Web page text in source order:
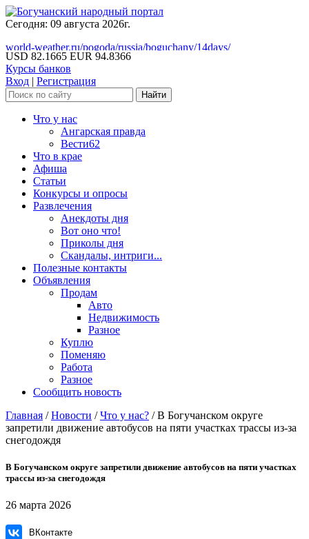
Сегодня: 09 августа 2026г.
world-weather.ru/pogoda/russia/boguchany/14days/
USD 82.1665 EUR 94.8366
Курсы банков
Вход | Регистрация
Что у нас
Ангарская правда
Вести62
Что в крае
Афиша
Статьи
Конкурсы и опросы
Развлечения
Анекдоты дня
Вот оно что!
Приколы дня
Скандалы, интриги...
Полезные контакты
Объявления
Продам
Авто
Недвижимость
Разное
Куплю
Поменяю
Работа
Разное
Сообщить новость
Главная /Новости /Что у нас? /В Богучанском округе
запретили движение автобусов на пяти участках трассы из-за
снегодождя
В Богучанском округе запретили движение автобусов на пяти участках
трассы из-за снегодождя
26 марта 2026
ВКонтакте